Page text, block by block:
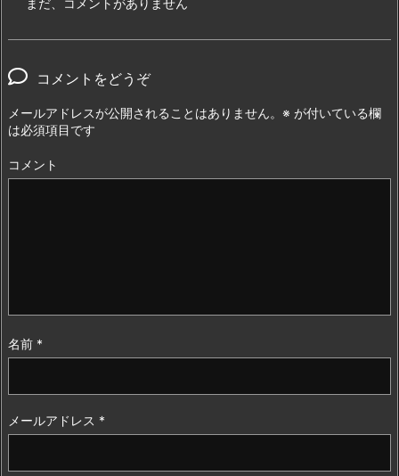
コメントをどうぞ
メールアドレスが公開されることはありません。 ※ が付いている欄
は必須項目です
コメント
名前 *
メールアドレス *